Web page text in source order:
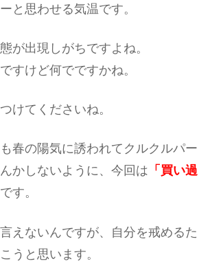
と思わせる気温です。
が出現しがちですよね。
すけど何でですかね。
けてくださいね。
春の陽気に誘われてクルクルパー
かしないように、今回は 「買い過
す。
えないんですが、自分を戒めるた
うと思います。